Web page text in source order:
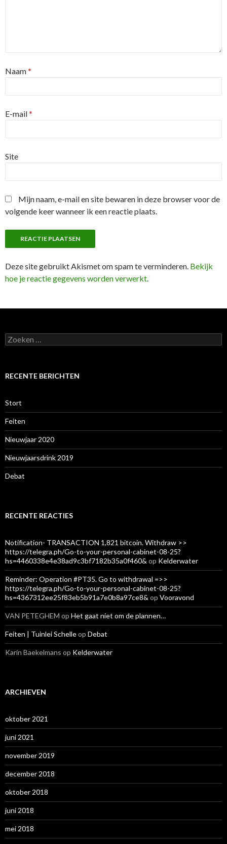
Naam*
E-mail*
Site
Mijn naam, e-mail en site bewaren in deze browser voor de
volgende keer wanneer ik een reactie plaats.
Deze site gebruikt Akismet om spam te verminderen. Bekijk
hoe je reactie gegevens worden verwerkt.
Zoeken
naar:
RECENTE BERICHTEN
Stort
Feiten
Nieuwjaar 2020
Nieuwjaarsdrink 2019
Debat
RECENTE REACTIES
Notification- TRANSACTION 1,821 bitcoin. Withdraw >>
https://telegra.ph/Go-to-your-personal-cabinet-08-25?
hs=4460338e4e38ad9c3bf7182b35a0f460& op Kelderwater
Reminder: Operation #PT35. Go to withdrawal =>>
https://telegra.ph/Go-to-your-personal-cabinet-08-25?
hs=4367312ee25f83eb5b91a7e0b8a97ce8& op Vooravond
VAN PETEGHEM op Het gaat niet om de plannen…
Feiten | Tuinlei Schelleop Debat
Karin Baekelmans op Kelderwater
ARCHIEVEN
oktober 2021
juni 2021
november 2019
december 2018
oktober 2018
juni 2018
mei 2018